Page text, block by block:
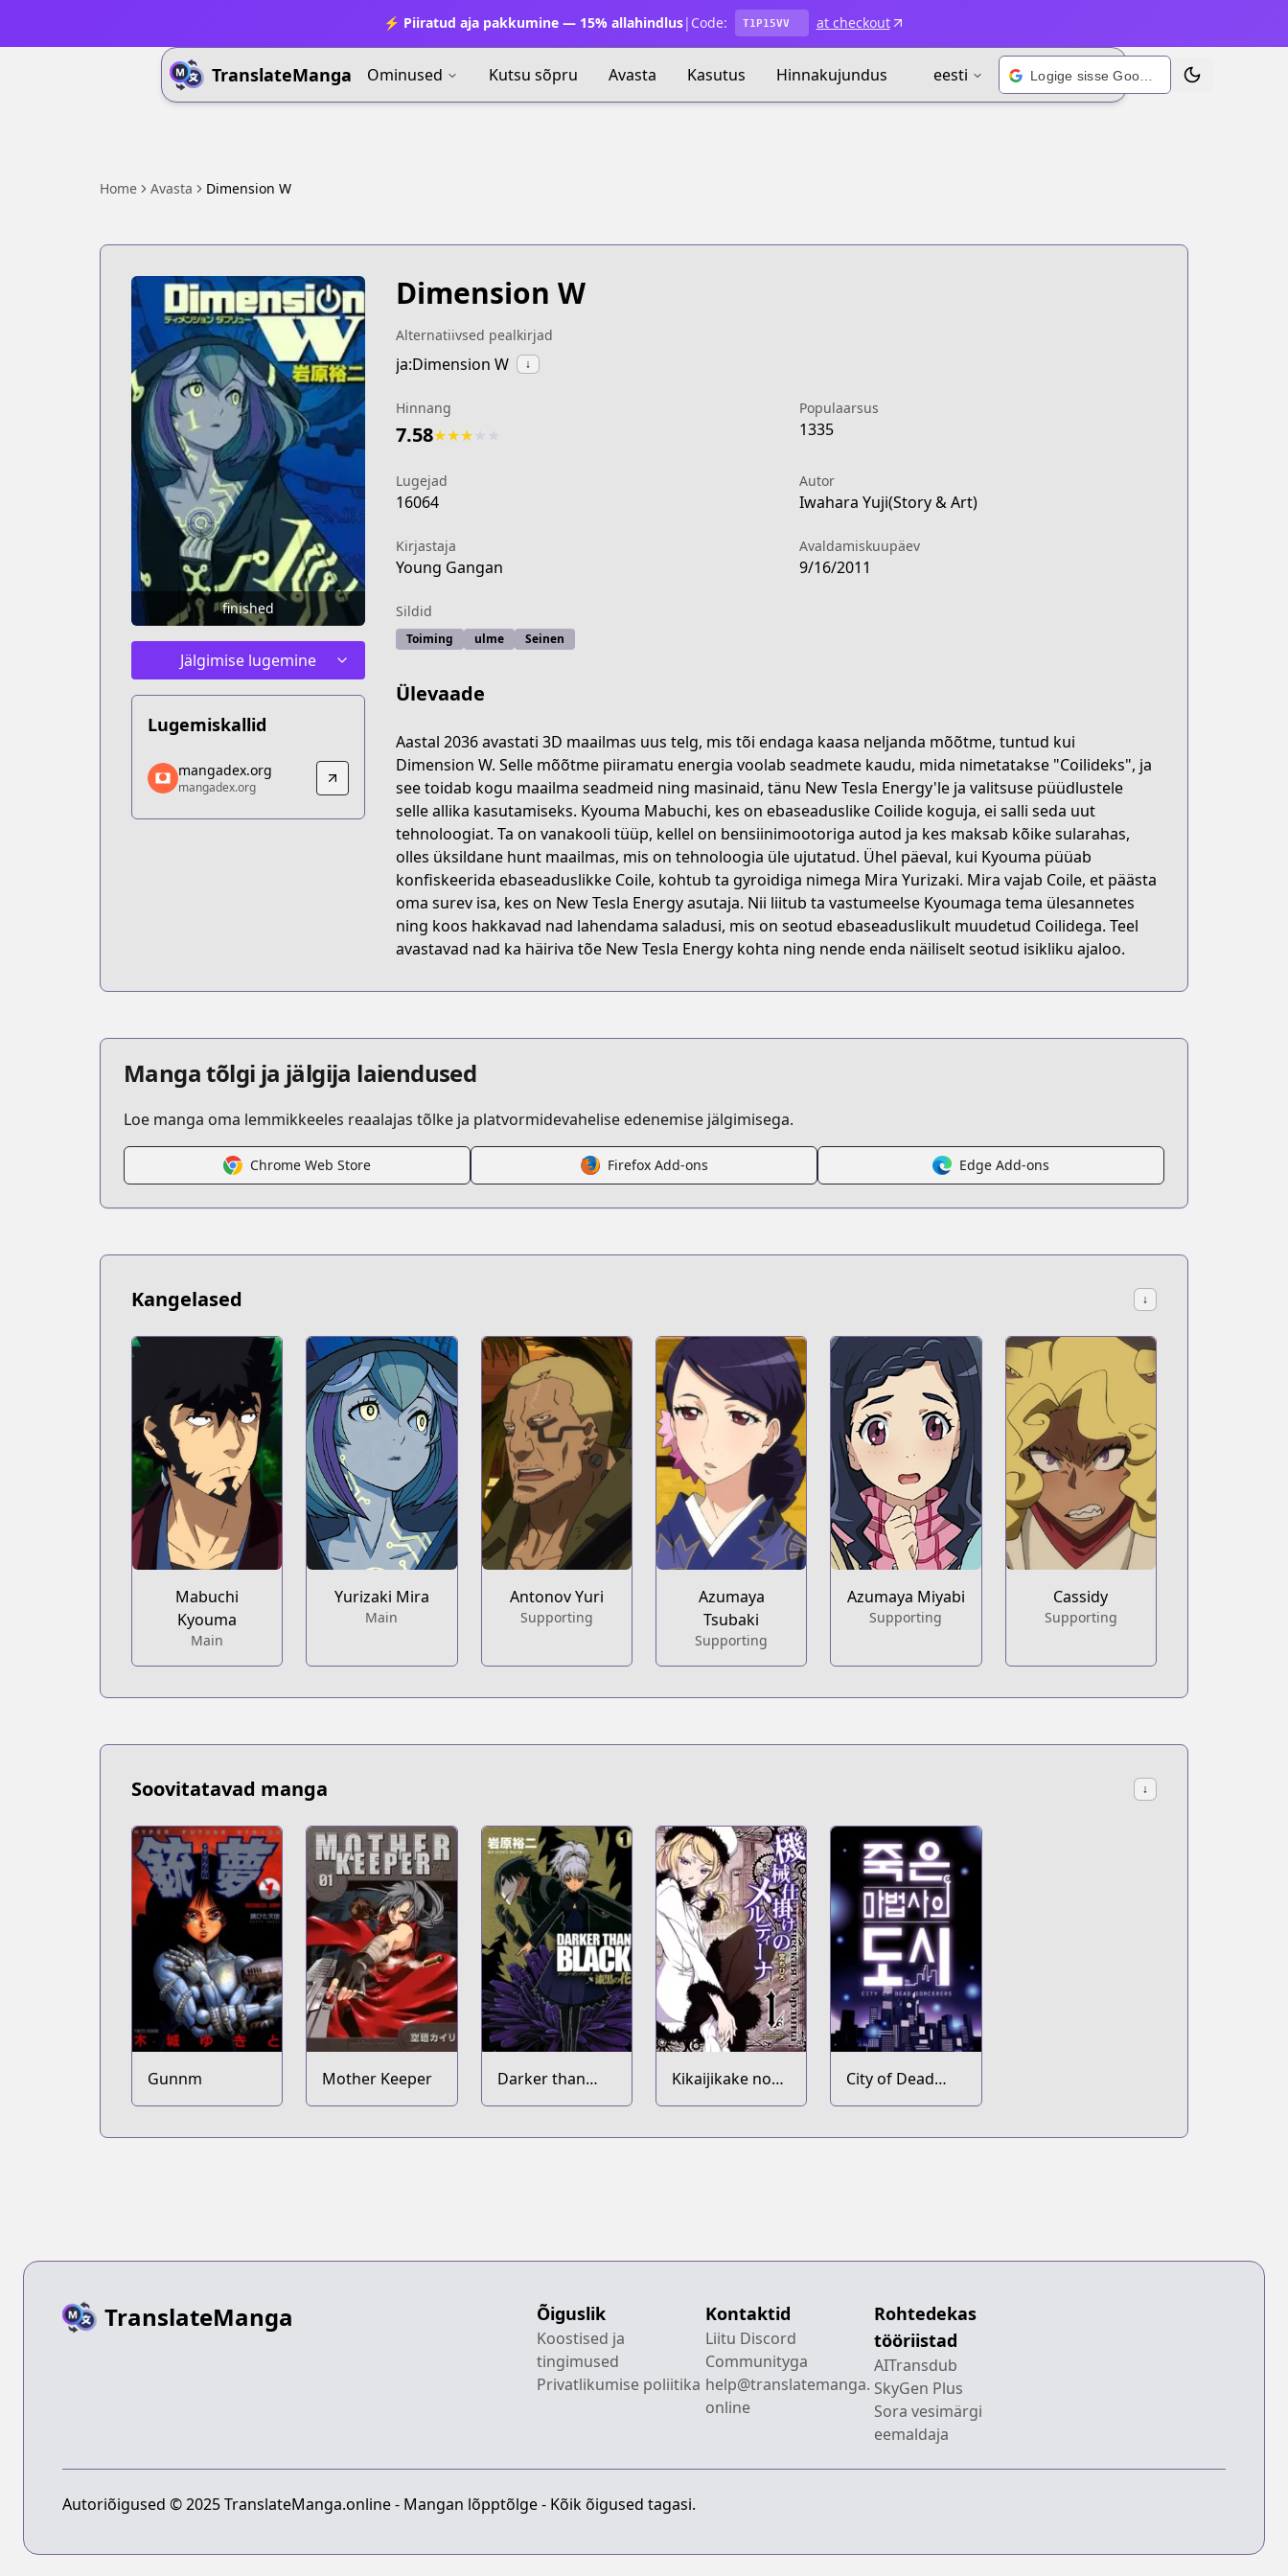
⚡ Piiratud aja pakkumine — 15% allahindlus| Code: T1P15VV at checkout
TranslateManga Ominused Kutsu sõpru Avasta Kasutus Hinnakujundus eesti Vaheta teema
Home Avasta Dimension W
finished
Jälgimise lugemine
Lugemiskallid
mangadex.org
mangadex.org
https://mangadex.org/title/614324a1-bcf5-4390-9d04-3a7f702fe084
mangadex.org
mangadex.org
Dimension W
Alternatiivsed pealkirjad
ja:Dimension W ↓
Hinnang
7.58★★★
Populaarsus
1335
Lugejad
16064
Autor
Iwahara Yuji(Story & Art)
Kirjastaja
Young Gangan
Avaldamiskuupäev
9/16/2011
Sildid
Toiming ulme Seinen
Ülevaade
Aastal 2036 avastati 3D maailmas uus telg, mis tõi endaga kaasa neljanda mõõtme, tuntud kui
Dimension W. Selle mõõtme piiramatu energia voolab seadmete kaudu, mida nimetatakse "Coilideks", ja
see toidab kogu maailma seadmeid ning masinaid, tänu New Tesla Energy'le ja valitsuse püüdlustele
selle allika kasutamiseks. Kyouma Mabuchi, kes on ebaseaduslike Coilide koguja, ei salli seda uut
tehnoloogiat. Ta on vanakooli tüüp, kellel on bensiinimootoriga autod ja kes maksab kõike sularahas,
olles üksildane hunt maailmas, mis on tehnoloogia üle ujutatud. Ühel päeval, kui Kyouma püüab
konfiskeerida ebaseaduslikke Coile, kohtub ta gyroidiga nimega Mira Yurizaki. Mira vajab Coile, et päästa
oma surev isa, kes on New Tesla Energy asutaja. Nii liitub ta vastumeelse Kyoumaga tema ülesannetes
ning koos hakkavad nad lahendama saladusi, mis on seotud ebaseaduslikult muudetud Coilidega. Teel
avastavad nad ka häiriva tõe New Tesla Energy kohta ning nende enda näiliselt seotud isikliku ajaloo.
Manga tõlgi ja jälgija laiendused
Loe manga oma lemmikkeeles reaalajas tõlke ja platvormidevahelise edenemise jälgimisega.
Chrome Web Store Firefox Add-ons Edge Add-ons
Kangelased ↓
Mabuchi
Kyouma
Main
Yurizaki Mira
Main
Antonov Yuri
Supporting
Azumaya
Tsubaki
Supporting
Azumaya Miyabi
Supporting
Cassidy
Supporting
Soovitatavad manga ↓
Gunnm Mother Keeper
Darker than
Black: Shikkoku
Kikaijikake no
Merdina
City of Dead
Sorcerers
TranslateManga Õiguslik
Koostised ja
tingimused
Privatlikumise poliitika
Kontaktid
Liitu Discord
Communityga
help@translatemanga.
online
Rohtedekas
tööriistad
AITransdub
SkyGen Plus
Sora vesimärgi
eemaldaja
Autoriõigused © 2025 TranslateManga.online - Mangan lõpptõlge - Kõik õigused tagasi.